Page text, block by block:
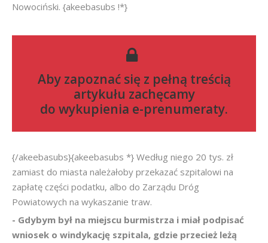
Nowociński. {akeebasubs !*}
Aby zapoznać się z pełną treścią
artykułu zachęcamy
do wykupienia e-prenumeraty.
{/akeebasubs}{akeebasubs *} Według niego 20 tys. zł
zamiast do miasta należałoby przekazać szpitalowi na
zapłatę części podatku, albo do Zarządu Dróg
Powiatowych na wykaszanie traw.
- Gdybym był na miejscu burmistrza i miał podpisać
wniosek o windykację szpitala, gdzie przecież leżą